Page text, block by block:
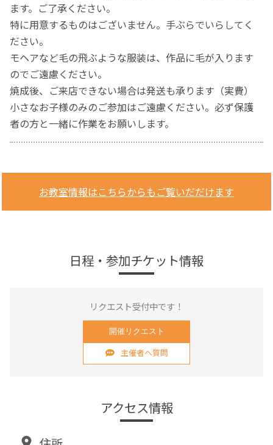
ます。ご了承ください。
特に用意するものはございません。手ぶらでいらしてく
ださい。
モヘアなど毛の飛ぶような服装は、作品に毛が入ります
のでご遠慮ください。
焼成後、ご来店できない場合は発送も承ります（実費）
小さなお子様のみのご参加はご遠慮ください。必ず保護
者の方と一緒に作業をお願いします。
お教室情報はこちらからもご覧いだだけます
日程・参加チケット情報
リクエスト受付中です！
開催リクエスト
主催者へ質問
アクセス情報